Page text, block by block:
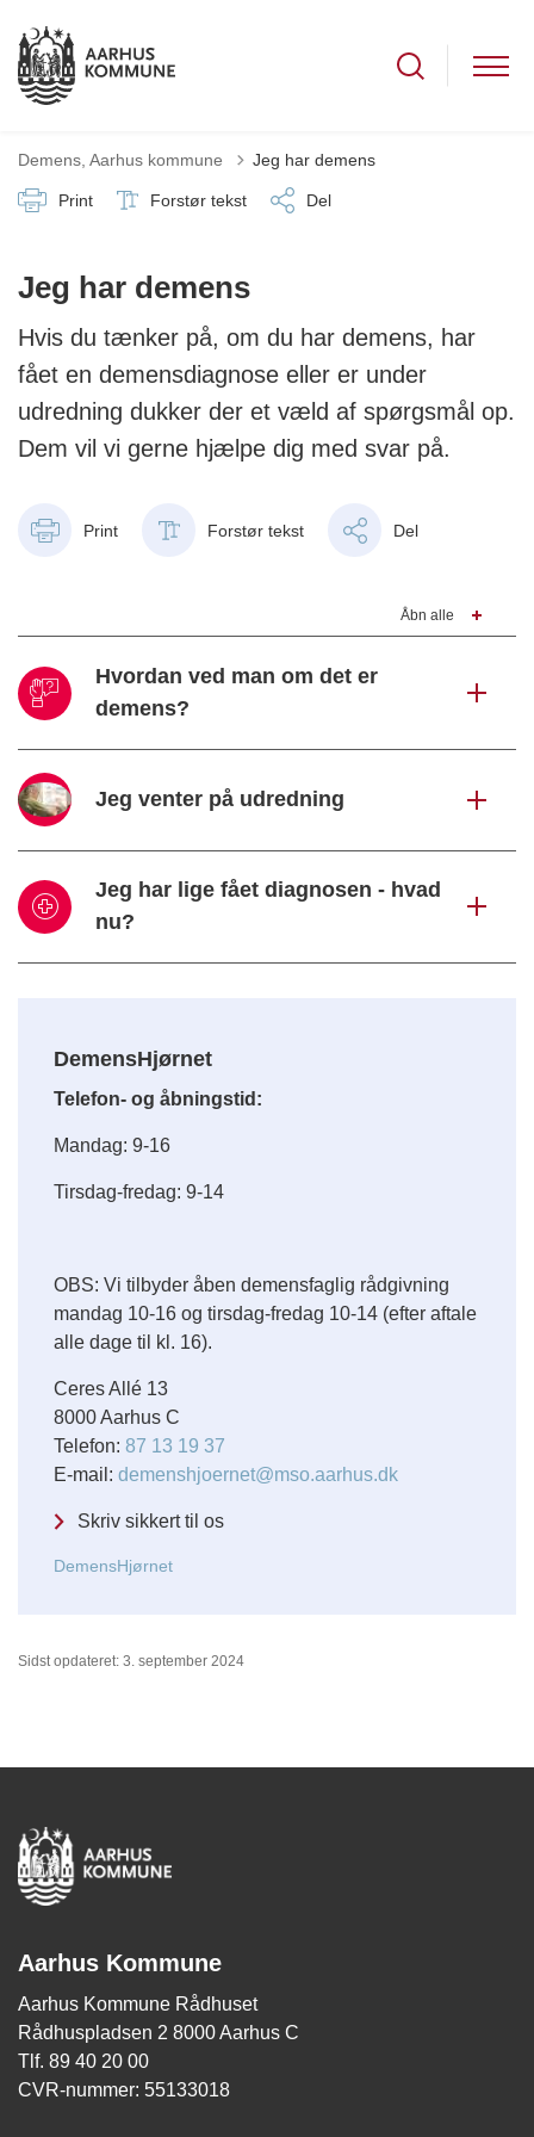
Demens, Aarhus kommune Jeg har demens
Print Forstør tekst Del
Jeg har demens
Hvis du tænker på, om du har demens, har
fået en demensdiagnose eller er under
udredning dukker der et væld af spørgsmål op.
Dem vil vi gerne hjælpe dig med svar på.
Print Forstør tekst Del
Åbn alle
Hvordan ved man om det er
demens?
Jeg venter på udredning
Jeg har lige fået diagnosen - hvad
nu?
DemensHjørnet
Telefon- og åbningstid:
Mandag: 9-16
Tirsdag-fredag: 9-14
OBS: Vi tilbyder åben demensfaglig rådgivning
mandag 10-16 og tirsdag-fredag 10-14 (efter aftale
alle dage til kl. 16).
Ceres Allé 13
8000 Aarhus C
Telefon: 87 13 19 37
E-mail: demenshjoernet@mso.aarhus.dk
Skriv sikkert til os
DemensHjørnet
Sidst opdateret: 3. september 2024
Aarhus Kommune
Aarhus Kommune Rådhuset
Rådhuspladsen 2 8000 Aarhus C
Tlf. 89 40 20 00
CVR-nummer: 55133018